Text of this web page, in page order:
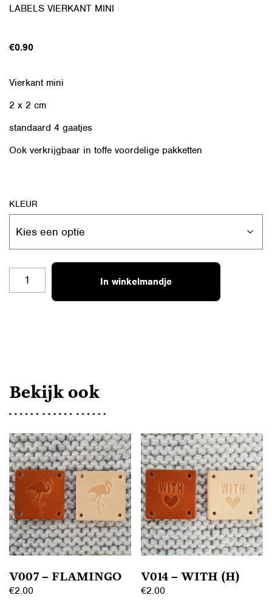
LABELS VIERKANT MINI
€0.90
Vierkant mini
2 x 2 cm
standaard 4 gaatjes
Ook verkrijgbaar in toffe voordelige pakketten
KLEUR
4KANT-
In winkelmandje
Bekijk ook
V007 – FLAMINGO
€2.00
V014 – WITH (H)
€2.00